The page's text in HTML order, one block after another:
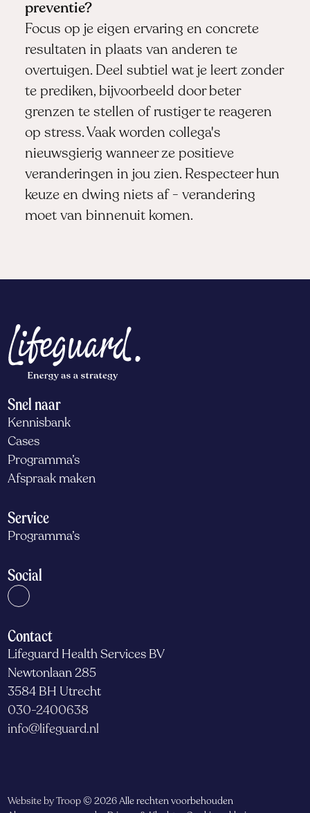
preventie?
Focus op je eigen ervaring en concrete
resultaten in plaats van anderen te
overtuigen. Deel subtiel wat je leert zonder
te prediken, bijvoorbeeld door beter
grenzen te stellen of rustiger te reageren
op stress. Vaak worden collega's
nieuwsgierig wanneer ze positieve
veranderingen in jou zien. Respecteer hun
keuze en dwing niets af - verandering
moet van binnenuit komen.
Snel naar
Kennisbank
Cases
Programma’s
Afspraak maken
Service
Programma’s
Social
Contact
Lifeguard Health Services BV
Newtonlaan 285
3584 BH Utrecht
030-2400638
info@lifeguard.nl
Website by Troop © 2026 Alle rechten voorbehouden